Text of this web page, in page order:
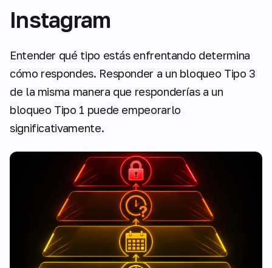
Instagram
Entender qué tipo estás enfrentando determina
cómo respondes. Responder a un bloqueo Tipo 3
de la misma manera que responderías a un
bloqueo Tipo 1 puede empeorarlo
significativamente.